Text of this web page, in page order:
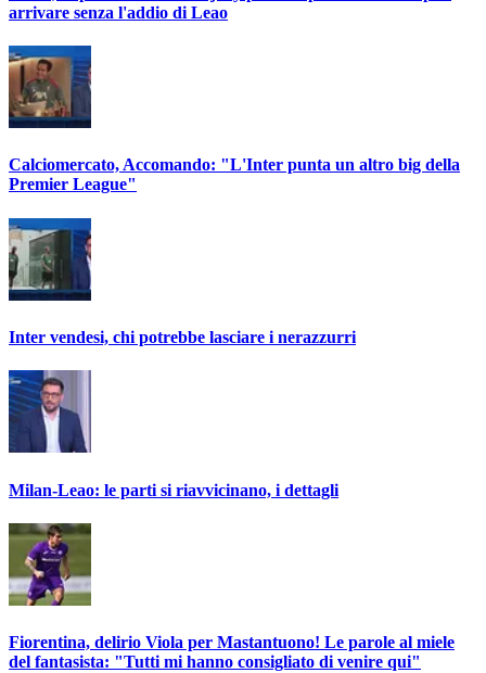
arrivare senza l'addio di Leao
Calciomercato, Accomando: "L'Inter punta un altro big della
Premier League"
Inter vendesi, chi potrebbe lasciare i nerazzurri
Milan-Leao: le parti si riavvicinano, i dettagli
Fiorentina, delirio Viola per Mastantuono! Le parole al miele
del fantasista: "Tutti mi hanno consigliato di venire qui"